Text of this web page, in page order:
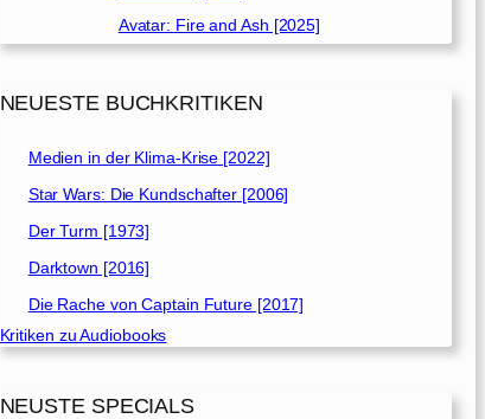
Avatar: Fire and Ash [2025]
NEUESTE BUCHKRITIKEN
Medien in der Klima-Krise [2022]
Star Wars: Die Kundschafter [2006]
Der Turm [1973]
Darktown [2016]
Die Rache von Captain Future [2017]
Kritiken zu Audiobooks
NEUSTE SPECIALS